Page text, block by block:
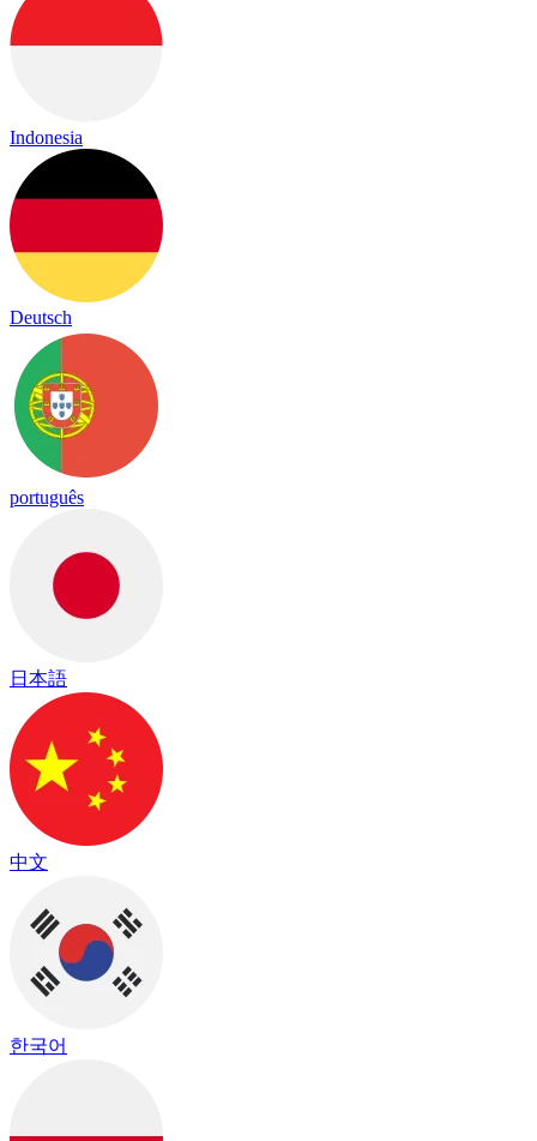
Indonesia
Deutsch
português
日本語
中文
한국어